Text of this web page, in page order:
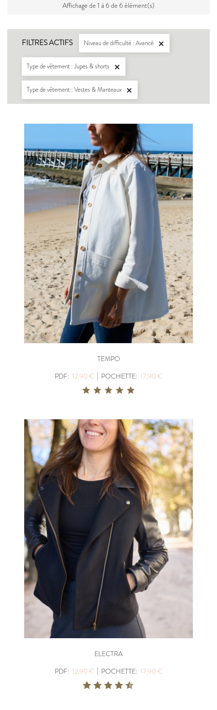
Affichage de 1 à 6 de 6 élément(s)
FILTRES ACTIFS Niveau de difficulté : Avancé 
Type de vêtement : Jupes & shorts 
Type de vêtement : Vestes & Manteaux 
TEMPO
PDF: 12,90 € | POCHETTE: 17,90 €
ELECTRA
PDF: 12,90 € | POCHETTE: 17,90 €